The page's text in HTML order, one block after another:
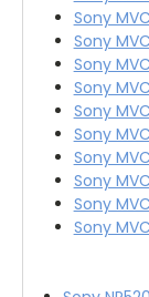
Sony
Sony
Sony
Sony
Sony
Sony
Sony
Sony
Sony
Sony